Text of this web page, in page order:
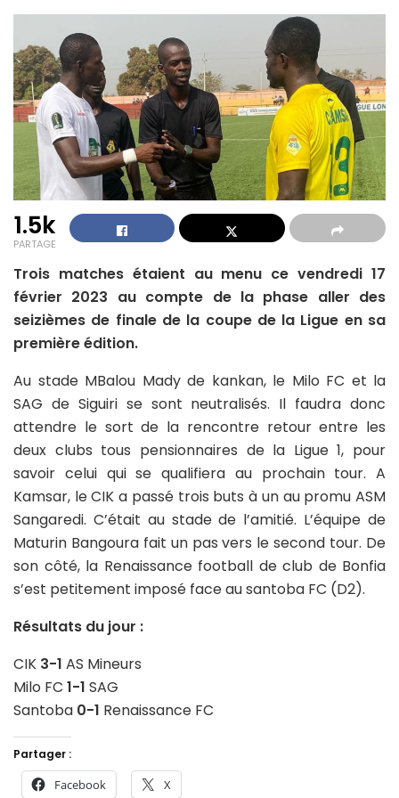
1.5k
PARTAGE
Trois matches étaient au menu ce vendredi 17
février 2023 au compte de la phase aller des
seizièmes de finale de la coupe de la Ligue en sa
première édition.
Au stade MBalou Mady de kankan, le Milo FC et la
SAG de Siguiri se sont neutralisés. Il faudra donc
attendre le sort de la rencontre retour entre les
deux clubs tous pensionnaires de la Ligue 1, pour
savoir celui qui se qualifiera au prochain tour. A
Kamsar, le CIK a passé trois buts à un au promu ASM
Sangaredi. C’était au stade de l’amitié. L’équipe de
Maturin Bangoura fait un pas vers le second tour. De
son côté, la Renaissance football de club de Bonfia
s’est petitement imposé face au santoba FC (D2).
Résultats du jour :
CIK 3-1 AS Mineurs
Milo FC 1-1 SAG
Santoba 0-1 Renaissance FC
Partager :
Facebook X